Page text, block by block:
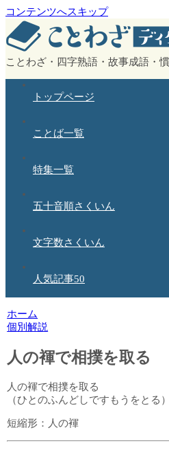
コンテンツへスキップ
ことわざ・四字熟語・故事成語・
トップページ
ことば一覧
特集一覧
五十音順さくいん
文字数さくいん
人気記事50
ホーム
個別解説
人の褌で相撲を取る
人の褌で相撲を取る
（ひとのふんどしですもうをとる）
短縮形： 人の褌